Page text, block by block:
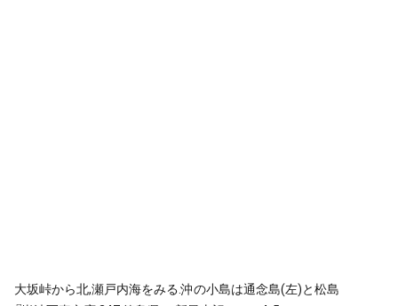
大坂峠から北,瀬戸内海をみる.沖の小島は通念島(左)と松島